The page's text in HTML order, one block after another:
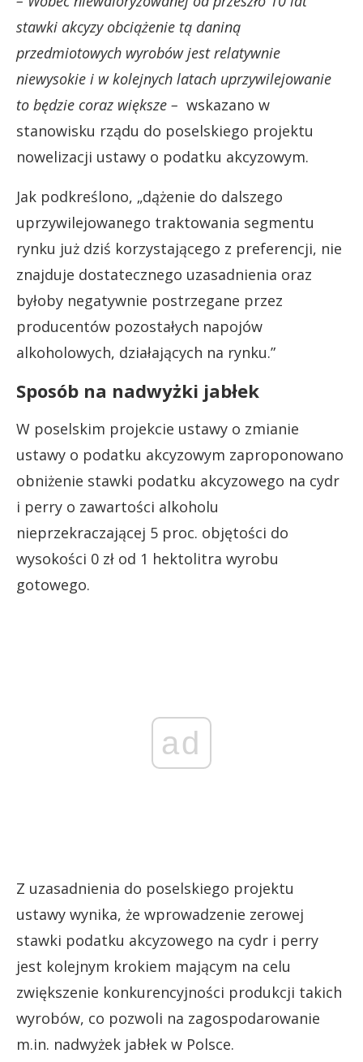
stawki akcyzy obciążenie tą daniną
przedmiotowych wyrobów jest relatywnie
niewysokie i w kolejnych latach uprzywilejowanie
to będzie coraz większe – wskazano w
stanowisku rządu do poselskiego projektu
nowelizacji ustawy o podatku akcyzowym.
Jak podkreślono, „dążenie do dalszego
uprzywilejowanego traktowania segmentu
rynku już dziś korzystającego z preferencji, nie
znajduje dostatecznego uzasadnienia oraz
byłoby negatywnie postrzegane przez
producentów pozostałych napojów
alkoholowych, działających na rynku.”
Sposób na nadwyżki jabłek
W poselskim projekcie ustawy o zmianie
ustawy o podatku akcyzowym zaproponowano
obniżenie stawki podatku akcyzowego na cydr
i perry o zawartości alkoholu
nieprzekraczającej 5 proc. objętości do
wysokości 0 zł od 1 hektolitra wyrobu
gotowego.
ad
Z uzasadnienia do poselskiego projektu
ustawy wynika, że wprowadzenie zerowej
stawki podatku akcyzowego na cydr i perry
jest kolejnym krokiem mającym na celu
zwiększenie konkurencyjności produkcji takich
wyrobów, co pozwoli na zagospodarowanie
m.in. nadwyżek jabłek w Polsce.